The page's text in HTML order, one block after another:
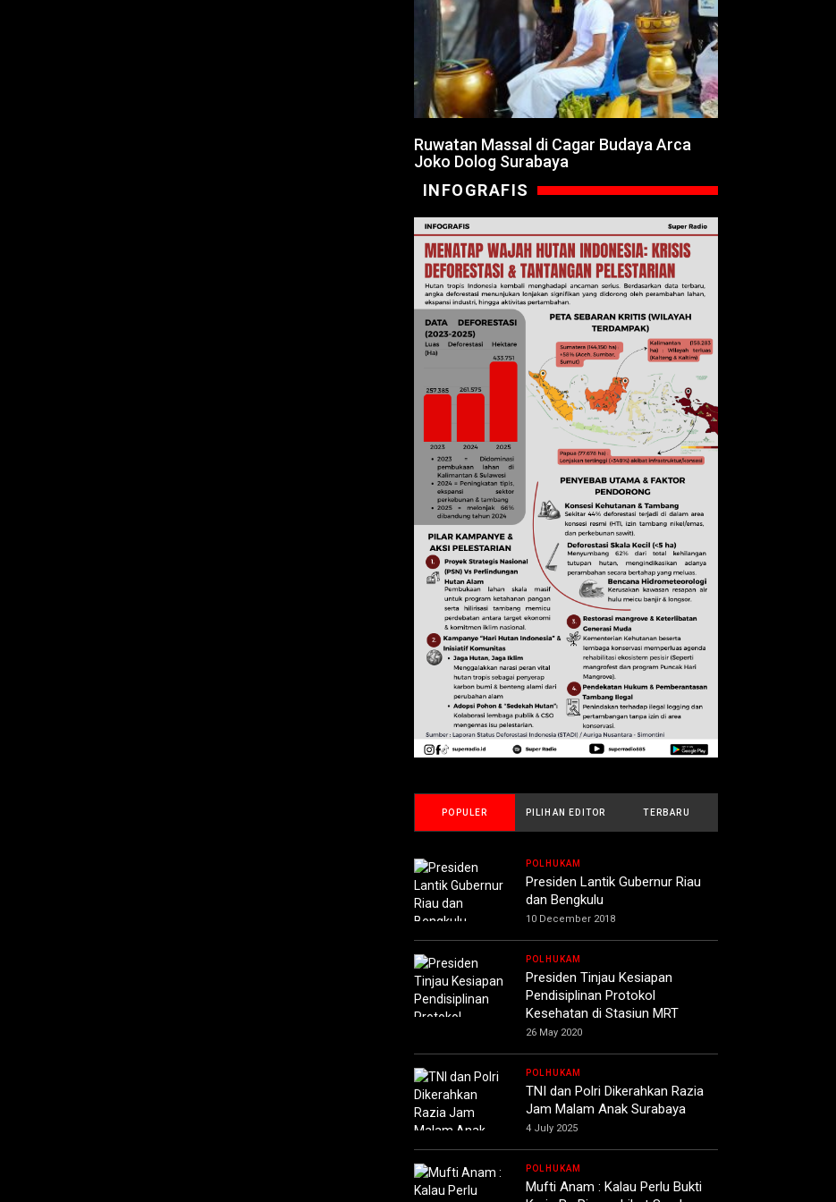
Ruwatan Massal di Cagar Budaya Arca
Joko Dolog Surabaya
INFOGRAFIS
POPULER PILIHAN EDITOR TERBARU
POLHUKAM
Presiden Lantik Gubernur Riau
dan Bengkulu
10 December 2018
POLHUKAM
Presiden Tinjau Kesiapan
Pendisiplinan Protokol
Kesehatan di Stasiun MRT
26 May 2020
POLHUKAM
TNI dan Polri Dikerahkan Razia
Jam Malam Anak Surabaya
4 July 2025
POLHUKAM
Mufti Anam : Kalau Perlu Bukti